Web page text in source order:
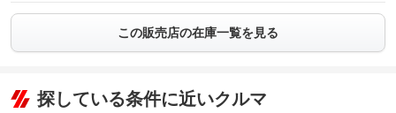
この販売店の在庫一覧を見る
探している条件に近いクルマ